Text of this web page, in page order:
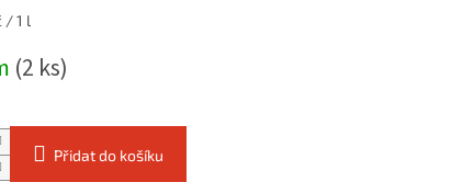
/ 1 l
(2 ks)
Přidat do košíku